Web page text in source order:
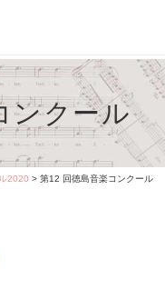
ンクール
2020 > 第12 回徳島音楽コンクール